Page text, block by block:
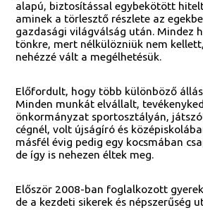
alapú, biztosítással egybekötött
aminek a törlesztő részlete az
gazdasági világválság után. Mindez
tönkre, mert nélkülözniük nem
nehézzé vált a megélhetésük.
Előfordult, hogy több különböző
Minden munkát elvállalt,
önkormányzat sportosztályán,
cégnél, volt újságíró és
másfél évig pedig egy kocsmában
de így is nehezen éltek meg.
Először 2008-ban foglalkozott
de a kezdeti sikerek és népszerűség